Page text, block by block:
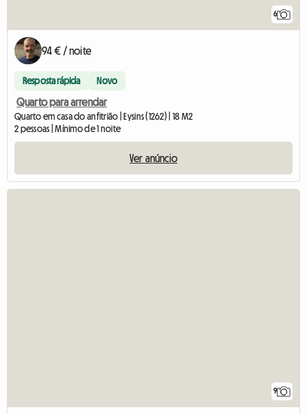
6
94 € / noite
Resposta rápida Novo
Quarto para arrendar
Quarto em casa do anfitrião | Eysins (1262) | 18 M2
2 pessoas | Mínimo de 1 noite
Ver anúncio
9